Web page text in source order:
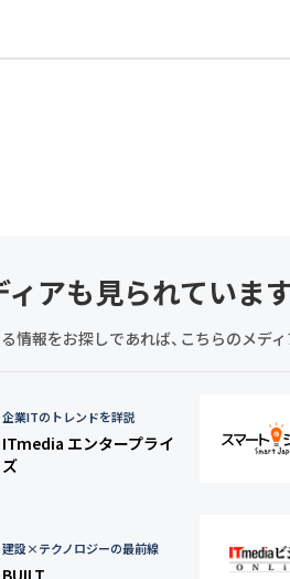
ィアも見られていま
情報をお探しであれば、こちらのメデ
企業ITのトレンドを詳説
ITmedia エンタープライ
ズ
建設×テクノロジーの最前線